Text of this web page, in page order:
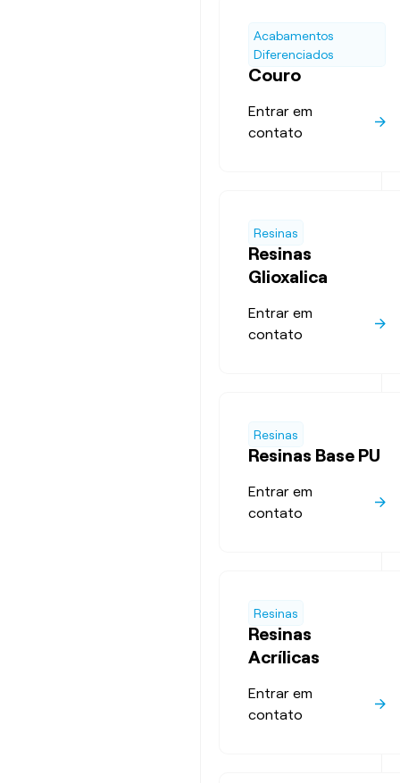
Acabamentos
Diferenciados
Couro
Entrar em
contato
Resinas
Resinas
Glioxalica
Entrar em
contato
Resinas
Resinas Base PU
Entrar em
contato
Resinas
Resinas
Acrílicas
Entrar em
contato